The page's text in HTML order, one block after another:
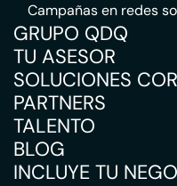
Campañas en redes
GRUPO QDQ
TU ASESOR
SOLUCIONES
PARTNERS
TALENTO
BLOG
INCLUYE TU